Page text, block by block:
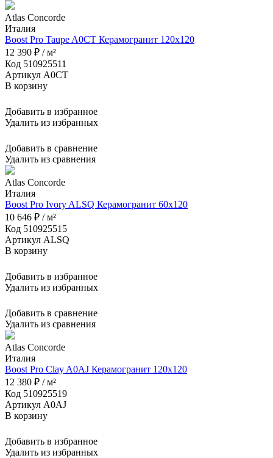
Atlas Concorde
Италия
Boost Pro Taupe A0CT Керамогранит 120x120
12 390 ₽ / м²
Код 510925511
Артикул A0CT
В корзину
Добавить в избранное
Удалить из избранных
Добавить в сравнение
Удалить из сравнения
Atlas Concorde
Италия
Boost Pro Ivory ALSQ Керамогранит 60x120
10 646 ₽ / м²
Код 510925515
Артикул ALSQ
В корзину
Добавить в избранное
Удалить из избранных
Добавить в сравнение
Удалить из сравнения
Atlas Concorde
Италия
Boost Pro Clay A0AJ Керамогранит 120x120
12 380 ₽ / м²
Код 510925519
Артикул A0AJ
В корзину
Добавить в избранное
Удалить из избранных